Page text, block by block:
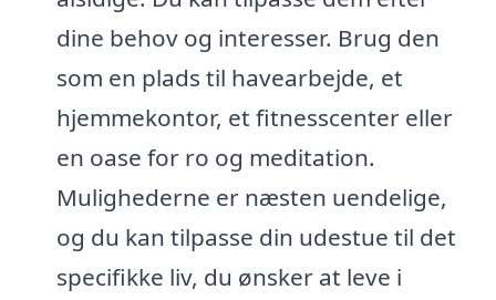
dine behov og interesser. Brug den
som en plads til havearbejde, et
hjemmekontor, et fitnesscenter eller
en oase for ro og meditation.
Mulighederne er næsten uendelige,
og du kan tilpasse din udestue til det
specifikke liv, du ønsker at leve i